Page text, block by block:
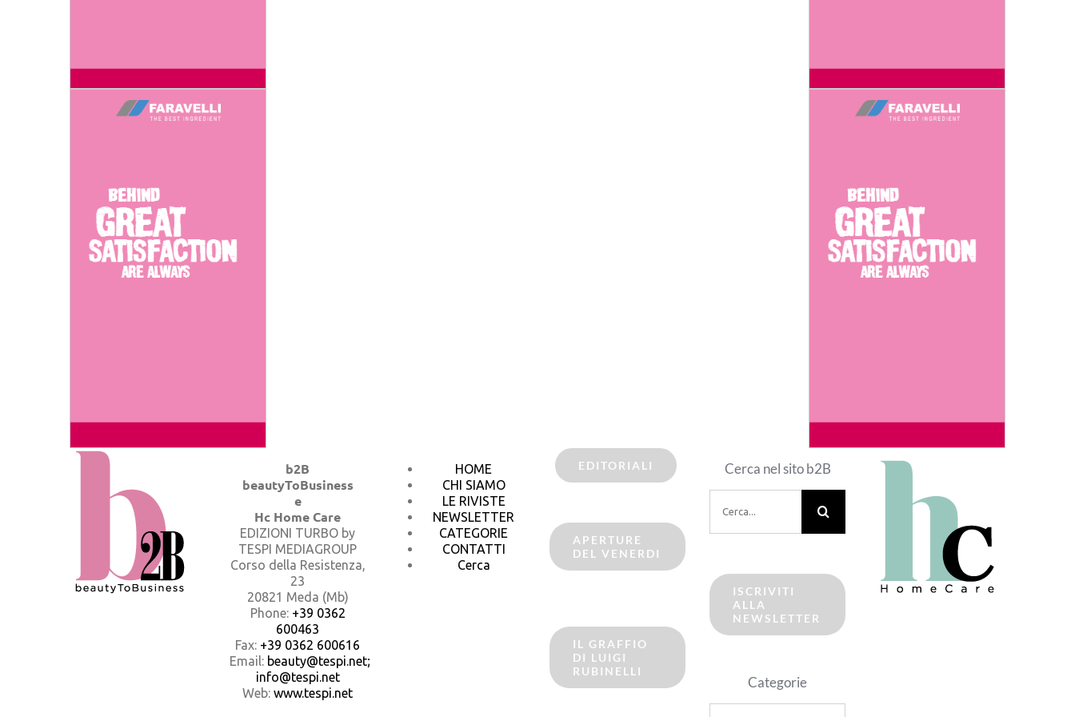
b2B
beautyToBusiness
e
Hc Home Care
EDIZIONI TURBO by
TESPI MEDIAGROUP
Corso della Resistenza,
23
20821 Meda (Mb)
Phone: +39 0362
600463
Fax: +39 0362 600616
Email: beauty@tespi.net;
info@tespi.net
Web: www.tespi.net
HOME
CHI SIAMO
LE RIVISTE
NEWSLETTER
CATEGORIE
CONTATTI
Cerca
EDITORIALI
APERTURE
DEL VENERDI
IL GRAFFIO
DI LUIGI
RUBINELLI
Cerca nel sito b2B
per:
ISCRIVITI
ALLA
NEWSLETTER
Categorie